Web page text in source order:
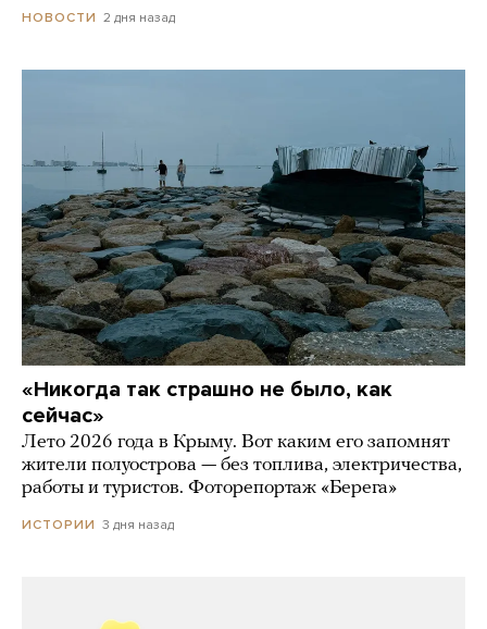
НОВОСТИ 2 дня назад
«Никогда так страшно не было, как
сейчас»
Лето 2026 года в Крыму. Вот каким его запомнят
жители полуострова — без топлива, электричества,
работы и туристов. Фоторепортаж «Берега»
ИСТОРИИ 3 дня назад